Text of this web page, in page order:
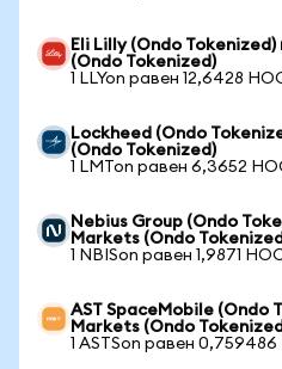
Eli Lilly (Ondo
(Ondo Tokenized)
1 LLYon равен 12,6428
Lockheed (Ondo
(Ondo Tokenized)
1 LMTon равен 6,3652
Nebius Group (Ondo
Markets (Ondo
1 NBISon равен 1,9871
AST SpaceMobile (Ondo
Markets (Ondo
1 ASTSon равен